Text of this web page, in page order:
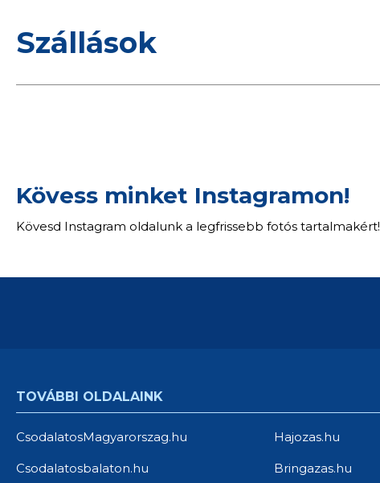
Szállások
Kövess minket Instagramon!
Kövesd Instagram oldalunk a legfrissebb fotós tartalmakért!
TOVÁBBI OLDALAINK
CsodalatosMagyarorszag.hu
Csodalatosbalaton.hu
Hajozas.hu
Bringazas.hu